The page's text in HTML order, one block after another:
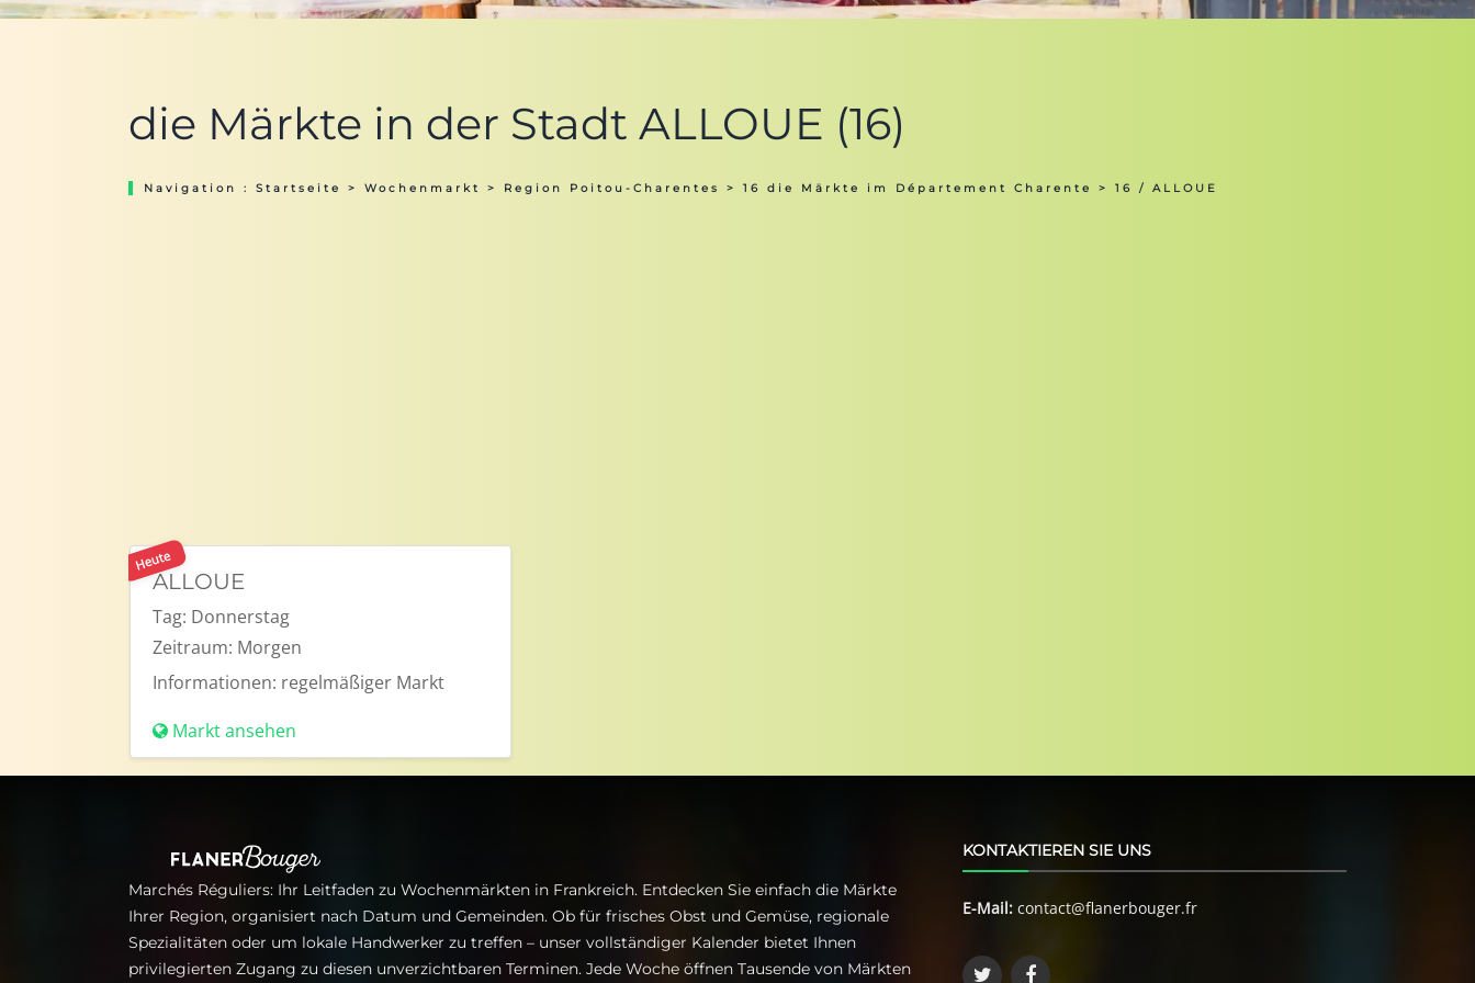
die Märkte in der Stadt ALLOUE (16)
Navigation : Startseite > Wochenmarkt > Region Poitou-Charentes > 16 die Märkte im Département Charente > 16 / ALLOUE
Heute
ALLOUE
Tag: Donnerstag
Zeitraum: Morgen
Informationen: regelmäßiger Markt
Markt ansehen
Marchés Réguliers: Ihr Leitfaden zu Wochenmärkten in Frankreich. Entdecken Sie einfach die Märkte
Ihrer Region, organisiert nach Datum und Gemeinden. Ob für frisches Obst und Gemüse, regionale
Spezialitäten oder um lokale Handwerker zu treffen – unser vollständiger Kalender bietet Ihnen
privilegierten Zugang zu diesen unverzichtbaren Terminen. Jede Woche öffnen Tausende von Märkten
KONTAKTIEREN SIE UNS
E-Mail: contact@flanerbouger.fr